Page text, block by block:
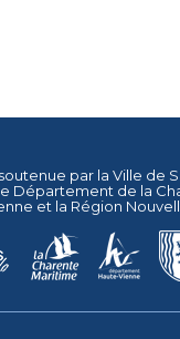
par la Ville de
Département de la
et la Région